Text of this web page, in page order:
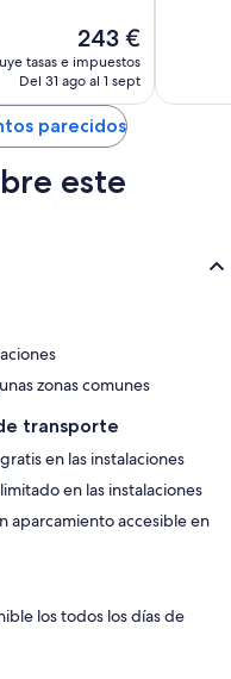
El
precio
actual
de
243 €
243 €
tasas e impuestos
Del 31 ago al 1 sept
parecidos
este
zonas comunes
transporte
en las instalaciones
en las instalaciones
aparcamiento accesible en
los todos los días de